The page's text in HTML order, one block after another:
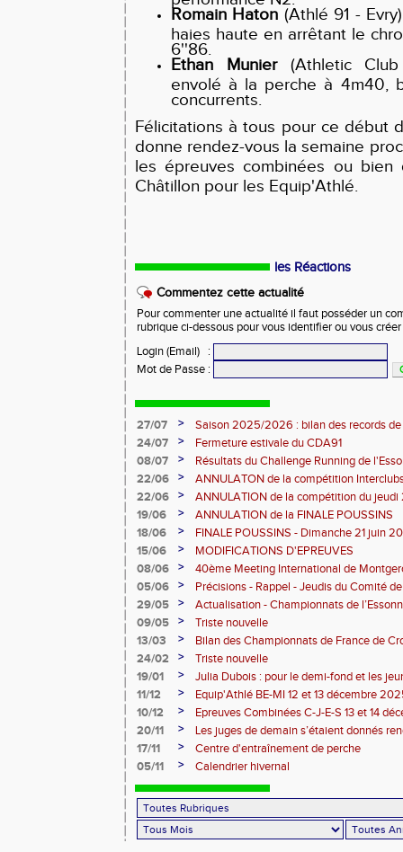
Romain Haton (Athlé 91 -
haies haute en arrêtant le
6''86.
Ethan Munier(Athletic Club
envolé à la perche à 4m40,
concurrents.
Félicitations à tous pour ce début
donne rendez-vous la semaine
les épreuves combinées ou bien
Châtillon pour les Equip'Athlé.
les Réactions
Commentez cette actualité
Pour commenter une actualité il faut posséder un
rubrique ci-dessous pour vous identifier ou vous
Login (Email)
:
Mot de Passe :
27/07 >
Saison 2025/2026 : bilan des records de
24/07
>
Fermeture estivale du CDA91
08/07
>
Résultats du Challenge Running de
12 07 2026)
22/06 >
ANNULATON de la compétition
juin
22/06 >
ANNULATION de la compétition du jeudi
19/06
>
ANNULATION de la FINALE POUSSINS
18/06
>
FINALE POUSSINS - Dimanche 21 juin
15/06
>
MODIFICATIONS D'EPREUVES
08/06
>
40ème Meeting International de
05/06
>
Précisions - Rappel - Jeudis du Comité
29/05
>
Actualisation - Championnats de
Montgeron
09/05 >
Triste nouvelle
13/03
>
Bilan des Championnats de France de
24/02
>
Triste nouvelle
19/01
>
Julia Dubois : pour le demi-fond et les
11/12
>
Equip'Athlé BE-MI 12 et 13 décembre
10/12
>
Epreuves Combinées C-J-E-S 13 et 14
20/11
>
Les juges de demain s’étaient donnés
17/11
>
Centre d'entraînement de perche
05/11
> Calendrier hivernal